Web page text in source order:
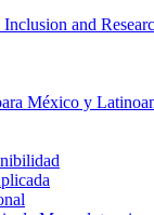
and
México y